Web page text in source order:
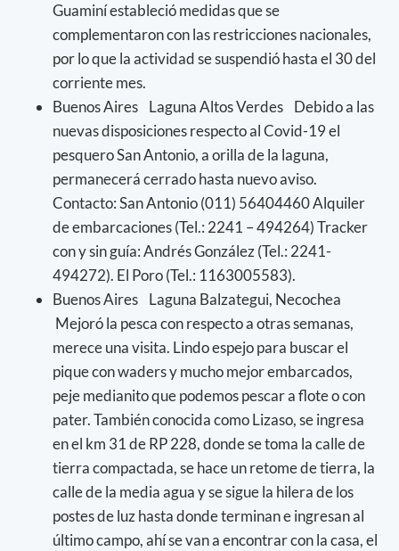
Guaminí estableció medidas que se
complementaron con las restricciones nacionales,
por lo que la actividad se suspendió hasta el 30 del
corriente mes.
Buenos Aires Laguna Altos Verdes Debido a las
nuevas disposiciones respecto al Covid-19 el
pesquero San Antonio, a orilla de la laguna,
permanecerá cerrado hasta nuevo aviso.
Contacto: San Antonio (011) 56404460 Alquiler
de embarcaciones (Tel.: 2241 – 494264) Tracker
con y sin guía: Andrés González (Tel.: 2241-
494272). El Poro (Tel.: 1163005583).
Buenos Aires Laguna Balzategui, Necochea
Mejoró la pesca con respecto a otras semanas,
merece una visita. Lindo espejo para buscar el
pique con waders y mucho mejor embarcados,
peje medianito que podemos pescar a flote o con
pater. También conocida como Lizaso, se ingresa
en el km 31 de RP 228, donde se toma la calle de
tierra compactada, se hace un retome de tierra, la
calle de la media agua y se sigue la hilera de los
postes de luz hasta donde terminan e ingresan al
último campo, ahí se van a encontrar con la casa, el